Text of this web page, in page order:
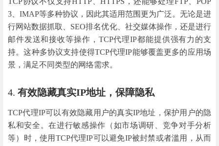
3、IMAP等多种协议，因此其适用范围更为广泛。无论是进
行网站数据抓取、SEO排名优化、社交媒体操作，还是进行
邮件发送和接收等操作，TCP代理IP都能提供强有力的支
持。这种多协议支持使得TCP代理IP能够覆盖更多的应用场
景，满足不同类型的网络需求。
4. 有效隐藏真实IP地址，保障隐私
TCP代理IP可以有效隐藏用户的真实IP地址，保护用户的隐
私和安全。在进行敏感操作（如市场调研、竞争对手分析
等）时，使用TCP代理IP可以避免IP被封禁或者滥用，从而